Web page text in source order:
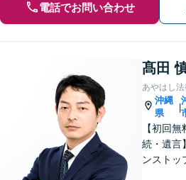
電話でお問い合わせ
髙田
あやはし
沖縄
県
|
【初回
続・遺言
ンストッ